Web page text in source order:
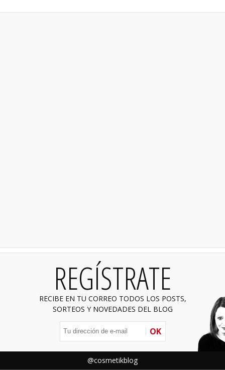
REGÍSTRATE
RECIBE EN TU CORREO TODOS LOS POSTS,
SORTEOS Y NOVEDADES DEL BLOG
OK
@cosmetikblog